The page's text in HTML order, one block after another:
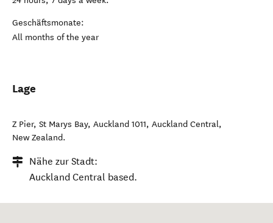
Geschäftsmonate:
All months of the year
Lage
Z Pier, St Marys Bay, Auckland 1011, Auckland Central,
New Zealand.
Nähe zur Stadt:
Auckland Central based.